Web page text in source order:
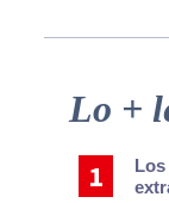
Primary
Sidebar
Lo +